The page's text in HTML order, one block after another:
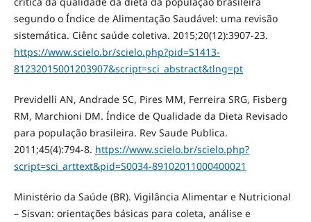
segundo o Índice de Alimentação Saudável: uma revisão
sistemática. Ciênc saúde coletiva. 2015;20(12):3907-23.
https://www.scielo.br/scielo.php?pid=S1413-
81232015001203907&script=sci_abstract&tlng=pt
Previdelli AN, Andrade SC, Pires MM, Ferreira SRG, Fisberg
RM, Marchioni DM. Índice de Qualidade da Dieta Revisado
para população brasileira. Rev Saude Publica.
2011;45(4):794-8. https://www.scielo.br/scielo.php?
script=sci_arttext&pid=S0034-89102011000400021
Ministério da Saúde (BR). Vigilância Alimentar e Nutricional
– Sisvan: orientações básicas para coleta, análise e